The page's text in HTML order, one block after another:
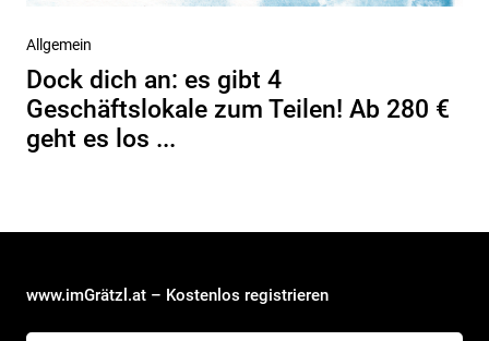
Nächster
Beitrag
Allgemein
Dock dich an: es gibt 4
Geschäftslokale zum Teilen! Ab 280 €
geht es los ...
www.imGrätzl.at – Kostenlos registrieren